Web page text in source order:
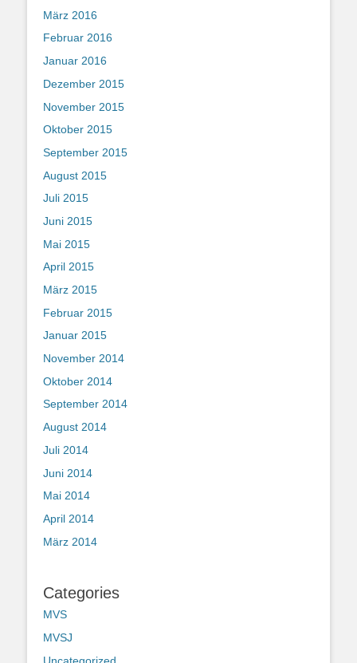
März 2016
Februar 2016
Januar 2016
Dezember 2015
November 2015
Oktober 2015
September 2015
August 2015
Juli 2015
Juni 2015
Mai 2015
April 2015
März 2015
Februar 2015
Januar 2015
November 2014
Oktober 2014
September 2014
August 2014
Juli 2014
Juni 2014
Mai 2014
April 2014
März 2014
Categories
MVS
MVSJ
Uncategorized